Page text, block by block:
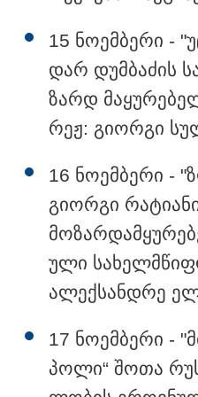
17:12 / 09-08-2026
უნცია ოქრო დღიურად
ღირს გრამი
15 ნო­ემ­ბე­რი -
დარ დუმ­ბა­ძის
ზარდ
რეჟ: გი­ორ­გი
16 ნო­ემ­ბე­რი -
გი­ორ­გი
უ­ლი
ალექ­სან­დრე
17 ნო­ემ­ბე­რი -
პო­ლი“ შოთა